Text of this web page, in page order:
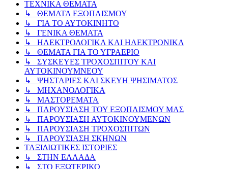
ΤΕΧΝΙΚΑ ΘΕΜΑΤΑ
↳ ΘΕΜΑΤΑ ΕΞΟΠΛΙΣΜΟΥ
↳ ΓΙΑ ΤΟ ΑΥΤΟΚΙΝΗΤΟ
↳ ΓΕΝΙΚΑ ΘΕΜΑΤΑ
↳ ΗΛΕΚΤΡΟΛΟΓΙΚΑ ΚΑΙ ΗΛΕΚΤΡΟΝΙΚΑ
↳ ΘΕΜΑΤΑ ΓΙΑ ΤΟ ΥΓΡΑΕΡΙΟ
↳ ΣΥΣΚΕΥΕΣ ΤΡΟΧΟΣΠΙΤΟΥ ΚΑΙ
ΑΥΤΟΚΙΝΟΥΜΝΕΟΥ
↳ ΨΗΣΤΑΡΙΕΣ ΚΑΙ ΣΚΕΥΗ ΨΗΣΙΜΑΤΟΣ
↳ ΜΗΧΑΝΟΛΟΓΙΚΑ
↳ ΜΑΣΤΟΡΕΜΑΤΑ
↳ ΠΑΡΟΥΣΙΑΣΗ ΤΟΥ ΕΞΟΠΛΙΣΜΟΥ ΜΑΣ
↳ ΠΑΡΟΥΣΙΑΣΗ ΑΥΤΟΚΙΝΟΥΜΕΝΩΝ
↳ ΠΑΡΟΥΣΙΑΣΗ ΤΡΟΧΟΣΠΙΤΩΝ
↳ ΠΑΡΟΥΣΙΑΣΗ ΣΚΗΝΩΝ
ΤΑΞΙΔΙΩΤΙΚΕΣ ΙΣΤΟΡΙΕΣ
↳ ΣΤΗΝ ΕΛΛΑΔΑ
↳ ΣΤΟ ΕΞΩΤΕΡΙΚΟ